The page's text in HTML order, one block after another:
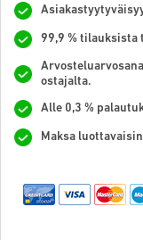
99,9 % tilauksista
ostajalta.
Alle 0,3 %
Maksa